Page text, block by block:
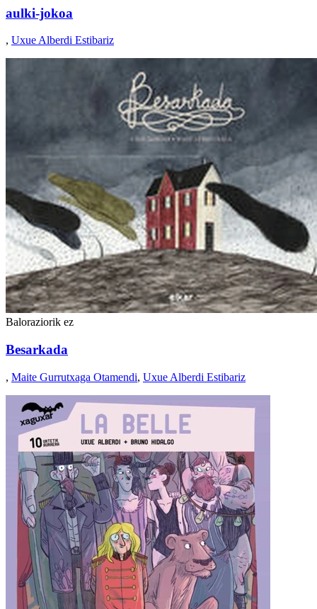
aulki-jokoa
, Uxue Alberdi Estibariz
Baloraziorik ez
Besarkada
, Maite Gurrutxaga Otamendi, Uxue Alberdi Estibariz